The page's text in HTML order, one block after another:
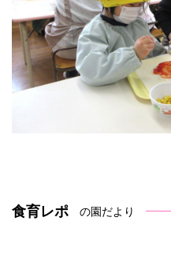
食育レポ の園だより